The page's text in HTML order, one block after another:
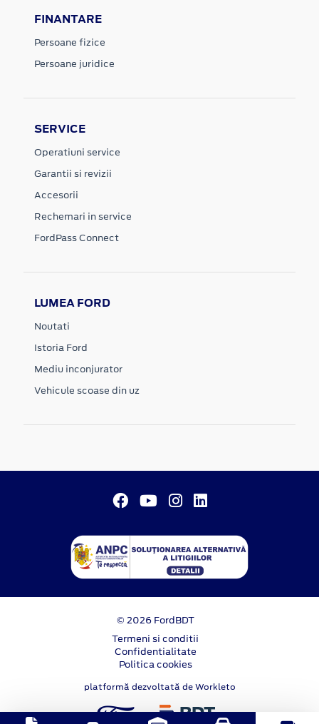
FINANTARE
Persoane fizice
Persoane juridice
SERVICE
Operatiuni service
Garantii si revizii
Accesorii
Rechemari in service
FordPass Connect
LUMEA FORD
Noutati
Istoria Ford
Mediu inconjurator
Vehicule scoase din uz
© 2026 FordBDT
Termeni si conditii
Confidentialitate
Politica cookies
platformă dezvoltată de Workleto